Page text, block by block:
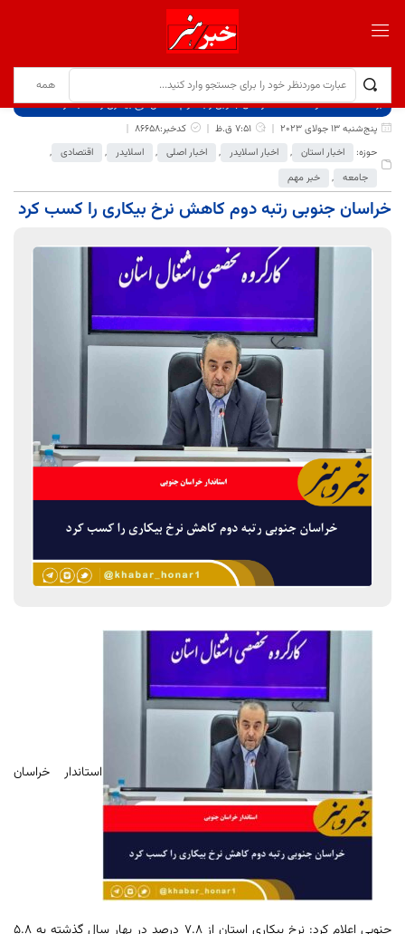
برگ نخست نوشته‌ها
خراسان جنوبی رتبه دوم کاهش نرخ بیکاری را کسب کرد
پنج‌شنبه 13 جولای 2023
7:51 ق.ظ
کدخبر:86658
حوزه:
اخبار استان , اخبار اسلایدر , اخبار اصلی , اسلایدر , اقتصادی ,
جامعه , خبر مهم
خراسان جنوبی رتبه دوم کاهش نرخ بیکاری را کسب کرد
استاندار خراسان